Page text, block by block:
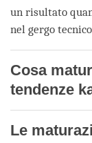
un risultato
nel gergo
Cosa
tendenze
Le